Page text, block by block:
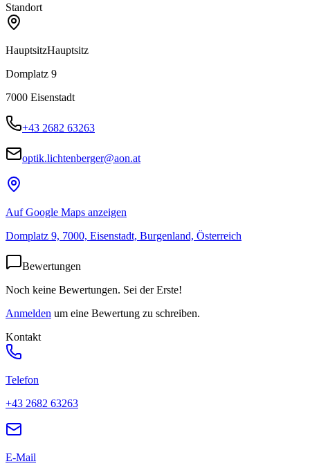
Standort
HauptsitzHauptsitz
Domplatz 9
7000 Eisenstadt
+43 2682 63263
optik.lichtenberger@aon.at
Auf Google Maps anzeigen
Domplatz 9, 7000, Eisenstadt, Burgenland, Österreich
Bewertungen
Noch keine Bewertungen. Sei der Erste!
Anmelden um eine Bewertung zu schreiben.
Kontakt
Telefon
+43 2682 63263
E-Mail